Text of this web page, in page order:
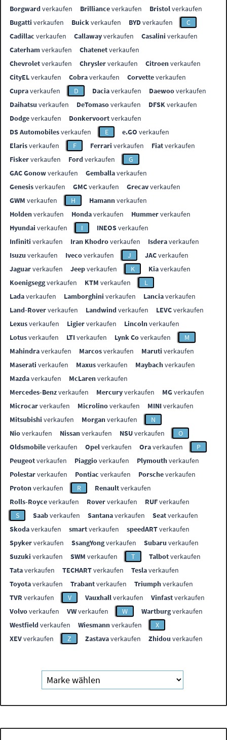
Borgwardverkaufen Brillianceverkaufen Bristolverkaufen
Bugatti verkaufen Buickverkaufen BYDverkaufen
C
Cadillac verkaufen Callawayverkaufen Casalini verkaufen
Caterhamverkaufen Chatenetverkaufen
Chevroletverkaufen Chryslerverkaufen Citroenverkaufen
CityELverkaufen Cobraverkaufen Corvetteverkaufen
Cupraverkaufen D Daciaverkaufen Daewooverkaufen
Daihatsu verkaufen DeTomasoverkaufen DFSKverkaufen
Dodgeverkaufen Donkervoortverkaufen
DS Automobilesverkaufen E e.GO verkaufen
Elarisverkaufen F Ferrari verkaufen Fiatverkaufen
Fiskerverkaufen Fordverkaufen
G
GAC Gonowverkaufen Gemballaverkaufen
Genesisverkaufen GMCverkaufen Grecavverkaufen
GWM verkaufen H Hamannverkaufen
Holdenverkaufen Hondaverkaufen Hummerverkaufen
Hyundai verkaufen I INEOSverkaufen
Infiniti verkaufen Iran Khodroverkaufen Isderaverkaufen
Isuzu verkaufen Ivecoverkaufen J JACverkaufen
Jaguarverkaufen Jeepverkaufen K Kiaverkaufen
Koenigseggverkaufen KTM verkaufen
L
Ladaverkaufen Lamborghini verkaufen Lanciaverkaufen
Land-Roververkaufen Landwindverkaufen LEVCverkaufen
Lexusverkaufen Ligierverkaufen Lincolnverkaufen
Lotusverkaufen LTIverkaufen Lynk Coverkaufen
M
Mahindraverkaufen Marcosverkaufen Maruti verkaufen
Maserati verkaufen Maxusverkaufen Maybachverkaufen
Mazdaverkaufen McLarenverkaufen
Mercedes-Benzverkaufen Mercuryverkaufen MGverkaufen
Microcarverkaufen Microlinoverkaufen MINIverkaufen
Mitsubishi verkaufen Morganverkaufen
N
Nioverkaufen Nissanverkaufen NSUverkaufen
O
Oldsmobileverkaufen Opelverkaufen Oraverkaufen
P
Peugeotverkaufen Piaggioverkaufen Plymouthverkaufen
Polestarverkaufen Pontiac verkaufen Porscheverkaufen
Protonverkaufen R Renaultverkaufen
Rolls-Royceverkaufen Roververkaufen RUFverkaufen
S
Saabverkaufen Santanaverkaufen Seatverkaufen
Skodaverkaufen smartverkaufen speedARTverkaufen
Spykerverkaufen SsangYongverkaufen Subaru verkaufen
Suzuki verkaufen SWM verkaufen T Talbotverkaufen
Tataverkaufen TECHARTverkaufen Teslaverkaufen
Toyotaverkaufen Trabantverkaufen Triumphverkaufen
TVR verkaufen V Vauxhallverkaufen Vinfastverkaufen
Volvoverkaufen VWverkaufen W Wartburgverkaufen
Westfieldverkaufen Wiesmannverkaufen
X
XEVverkaufen Z Zastavaverkaufen Zhidou verkaufen